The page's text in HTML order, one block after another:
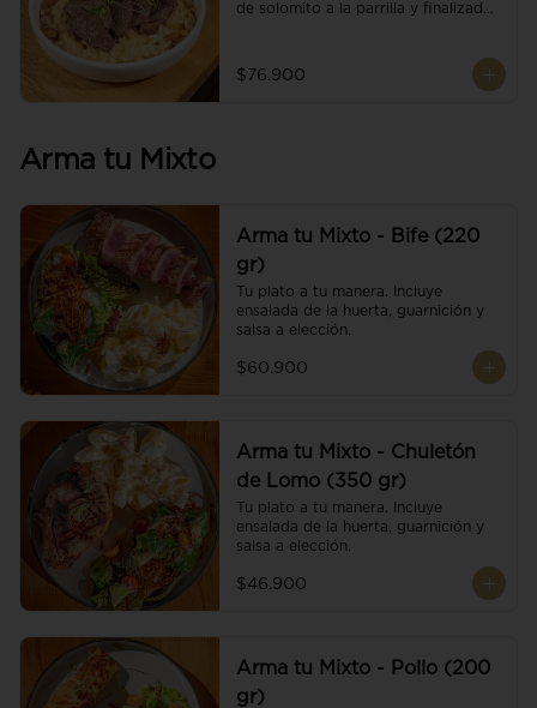
de solomito a la parrilla y finalizado
$76.900
Arma tu Mixto
Arma tu Mixto - Bife (220
gr)
Tu plato a tu manera. Incluye
ensalada de la huerta, guarnición y
salsa a elección.
$60.900
Arma tu Mixto - Chuletón
de Lomo (350 gr)
Tu plato a tu manera. Incluye
ensalada de la huerta, guarnición y
salsa a elección.
$46.900
Arma tu Mixto - Pollo (200
gr)